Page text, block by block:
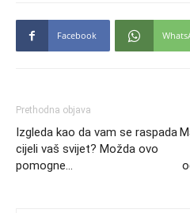
Facebook
Prethodna objava
Izgleda kao da vam se raspada
cijeli vaš svijet? Možda ovo
pomogne…